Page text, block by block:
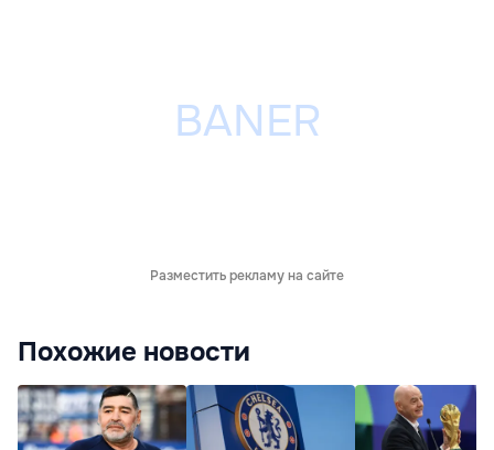
Разместить рекламу на сайте
Похожие новости